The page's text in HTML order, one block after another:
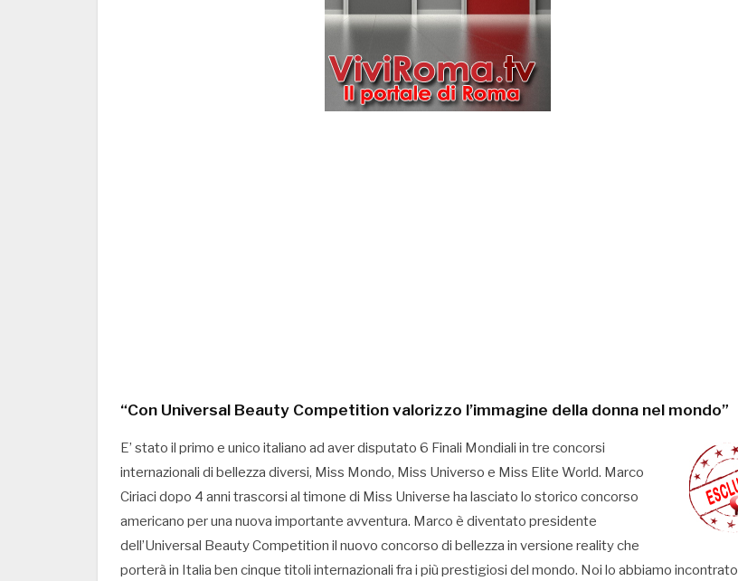
“Con Universal Beauty Competition valorizzo l’immagine della donna nel mondo”
E’ stato il primo e unico italiano ad aver disputato 6 Finali Mondiali in tre concorsi
internazionali di bellezza diversi, Miss Mondo, Miss Universo e Miss Elite World. Marco
Ciriaci dopo 4 anni trascorsi al timone di Miss Universe ha lasciato lo storico concorso
americano per una nuova importante avventura. Marco è diventato presidente
dell’Universal Beauty Competition il nuovo concorso di bellezza in versione reality che
porterà in Italia ben cinque titoli internazionali fra i più prestigiosi del mondo. Noi lo abbiamo incontrato